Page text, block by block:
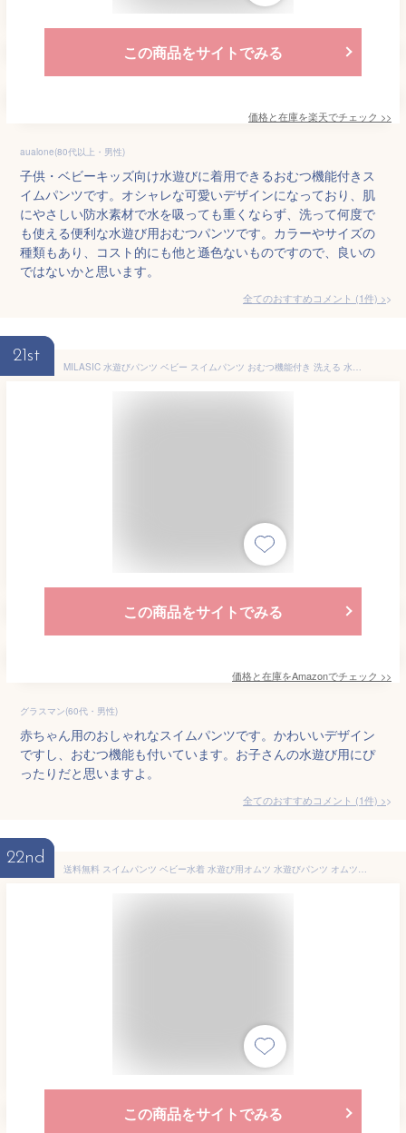
この商品をサイトでみる
価格と在庫を楽天でチェック >>
aualone(80代以上・男性)
子供・ベビーキッズ向け水遊びに着用できるおむつ機能付きス
イムパンツです。オシャレな可愛いデザインになっており、肌
にやさしい防水素材で水を吸っても重くならず、洗って何度で
も使える便利な水遊び用おむつパンツです。カラーやサイズの
種類もあり、コスト的にも他と遜色ないものですので、良いの
ではないかと思います。
全てのおすすめコメント (1件) >
21st
MILASIC 水遊びパンツ ベビー スイムパンツ おむつ機能付き 洗える 水着 男の子 女の子 繰り返し使える 撥水 二重構造 立体フィット 赤ちゃん 夏 プール 海 保育園 幼稚園 スイミング おしゃれ かわいい
この商品をサイトでみる
価格と在庫をAmazonでチェック >>
グラスマン(60代・男性)
赤ちゃん用のおしゃれなスイムパンツです。かわいいデザイン
ですし、おむつ機能も付いています。お子さんの水遊び用にぴ
ったりだと思いますよ。
全てのおすすめコメント (1件) >
22nd
送料無料 スイムパンツ ベビー水着 水遊び用オムツ 水遊びパンツ オムツ機能付き 男の子 女の子 かわいい カラフル おしゃれ 家族旅行 温水プール 記念撮影 出産祝い お誕生日 プレゼント 楽天海外通販
この商品をサイトでみる